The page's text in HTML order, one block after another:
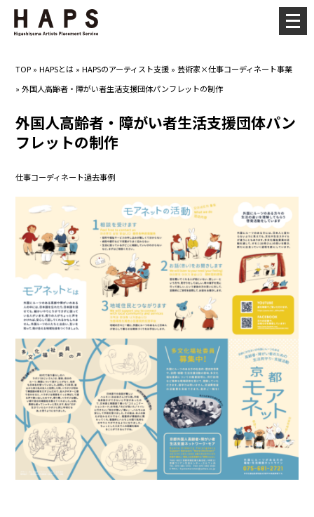
TOP »HAPSとは »HAPSのアーティスト支援 »芸術家×仕事コーディネート事業
»外国人高齢者・障がい者生活支援団体パンフレットの制作
外国人高齢者・障がい者生活支援団体パン
フレットの制作
仕事コーディネート過去事例
メ
ニ
ー
開